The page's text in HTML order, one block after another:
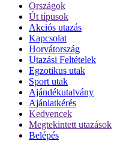
Országok
Út típusok
Akciós utazás
Kapcsolat
Horvátország
Utazási Feltételek
Egzotikus utak
Sport utak
Ajándékutalvány
Ajánlatkérés
Kedvencek
Megtekintett utazások
Belépés